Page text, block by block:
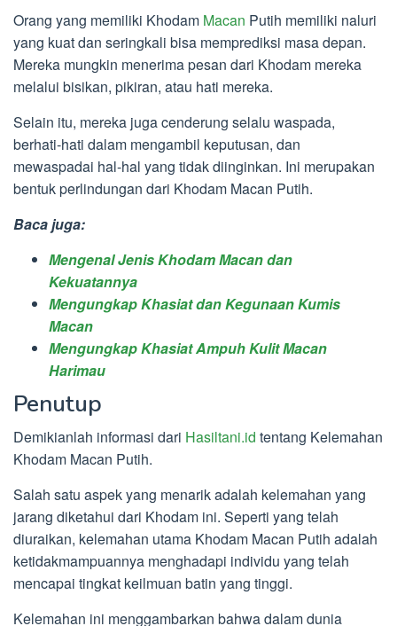
Orang yang memiliki Khodam Macan Putih memiliki naluri
yang kuat dan seringkali bisa memprediksi masa depan.
Mereka mungkin menerima pesan dari Khodam mereka
melalui bisikan, pikiran, atau hati mereka.
Selain itu, mereka juga cenderung selalu waspada,
berhati-hati dalam mengambil keputusan, dan
mewaspadai hal-hal yang tidak diinginkan. Ini merupakan
bentuk perlindungan dari Khodam Macan Putih.
Baca juga:
Mengenal Jenis Khodam Macan dan
Kekuatannya
Mengungkap Khasiat dan Kegunaan Kumis
Macan
Mengungkap Khasiat Ampuh Kulit Macan
Harimau
Penutup
Demikianlah informasi dari Hasiltani.id tentang Kelemahan
Khodam Macan Putih.
Salah satu aspek yang menarik adalah kelemahan yang
jarang diketahui dari Khodam ini. Seperti yang telah
diuraikan, kelemahan utama Khodam Macan Putih adalah
ketidakmampuannya menghadapi individu yang telah
mencapai tingkat keilmuan batin yang tinggi.
Kelemahan ini menggambarkan bahwa dalam dunia